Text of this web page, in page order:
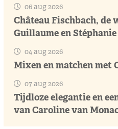
06 aug 2026
Château Fischbach, de
Guillaume en Stéphanie
04 aug 2026
Mixen en matchen met
07 aug 2026
Tijdloze elegantie en
van Caroline van